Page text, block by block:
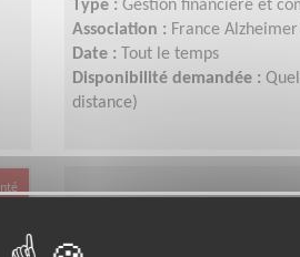
Type : Gestion financière et
Association : France Alzheimer
Date :
Tout le temps
Disponibilité demandée :
distance)